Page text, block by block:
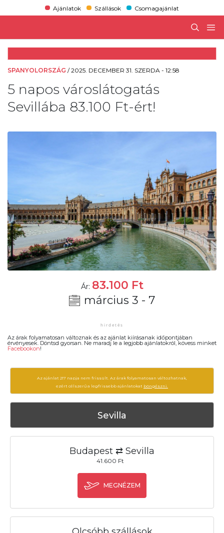
Ajánlatok Szállások Csomagajánlat
SPANYOLORSZÁG /2025. DECEMBER 31. SZERDA - 12:58
5 napos városlátogatás
Sevillába 83.100 Ft-ért!
Ár: 83.100 Ft
március 3 - 7
Az árak folyamatosan változnak és az ajánlat kiírásanak időpontjában
érvényesek. Döntsd gyorsan. Ne maradj le a legjobb ajánlatokról, kövess minket
Facebookon!
Az ajánlat 217 napja nem frissült. Az árak folyamatosan változhatnak,
ezért célszerű a legfrissebb ajánlatokat böngészni.
Sevilla
Budapest ⇄ Sevilla
41.600 Ft
MEGNÉZEM